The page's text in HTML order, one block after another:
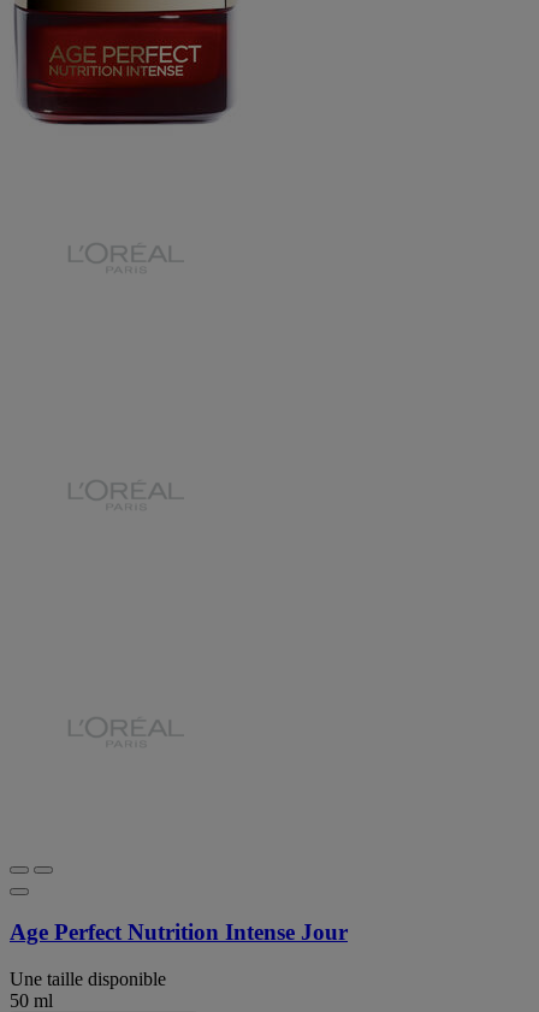
Age Perfect Nutrition Intense Jour
Une taille disponible
50 ml